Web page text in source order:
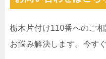
栃木片付け110番へのご
お悩み解決します。今す